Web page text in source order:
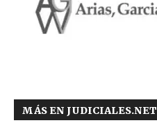
MÁS EN JUDICIALES.NET